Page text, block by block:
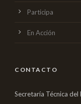
Participa
En Acción
CONTACTO
Secretaría Técnica